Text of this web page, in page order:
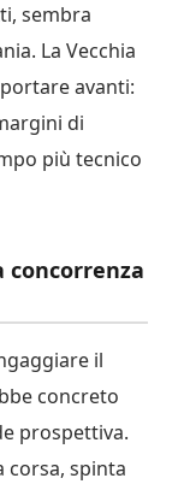
sembra
La Vecchia
avanti:
di
più tecnico
concorrenza
il
concreto
prospettiva.
corsa, spinta